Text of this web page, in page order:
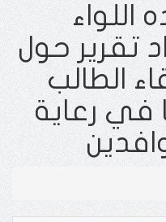
اللواء
تقرير حول
الطالب
في رعاية